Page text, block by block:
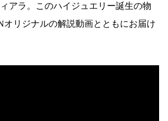
アラ。このハイジュエリー誕生の物
オリジナルの解説動画とともにお届け